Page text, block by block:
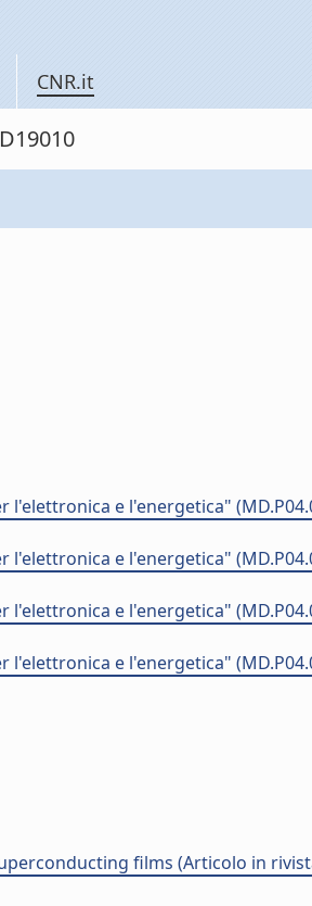
CNR.it
e l'energetica"
e l'energetica"
e l'energetica"
e l'energetica"
films (Articolo in